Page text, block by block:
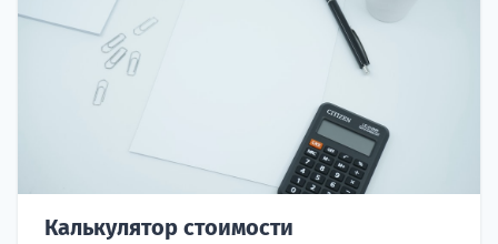
Калькулятор стоимости